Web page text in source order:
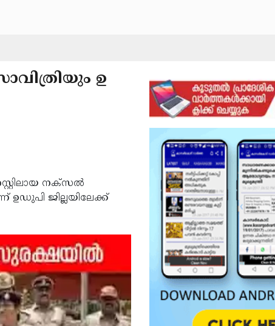
ഉ
നക്സൽ
ഉഡുപി ജില്ലയിലേക്ക്